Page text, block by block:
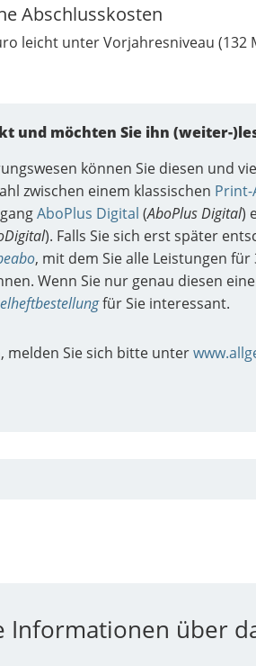
Abschlusskosten
leicht unter Vorjahresniveau (132
und möchten Sie ihn (weiter-
können Sie diesen und
zwischen einem klassischen Print-
AboPlus Digital (AboPlus Digital)
). Falls Sie sich erst später
, mit dem Sie alle Leistungen für
Wenn Sie nur genau diesen
für Sie interessant.
melden Sie sich bitte unter
über